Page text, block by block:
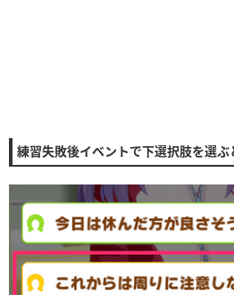
練習失敗後イベントで下選択肢を選